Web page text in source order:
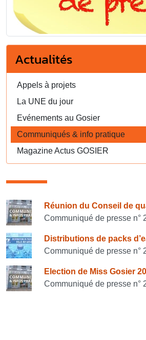
Actualités
Appels à projets
La UNE du jour
Evénements au Gosier
Communiqués & info pratique
Magazine Actus GOSIER
Consulter également
Réunion du Conseil de
Communiqué de presse n°
Distributions de packs
Communiqué de presse n°
Election de Miss Gosier
Communiqué de presse n°